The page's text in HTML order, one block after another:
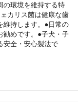
の環境を維持する特
カリス菌は健康な歯
維持します。●日常の
勧めです。●子犬・子
安全・安心製法で